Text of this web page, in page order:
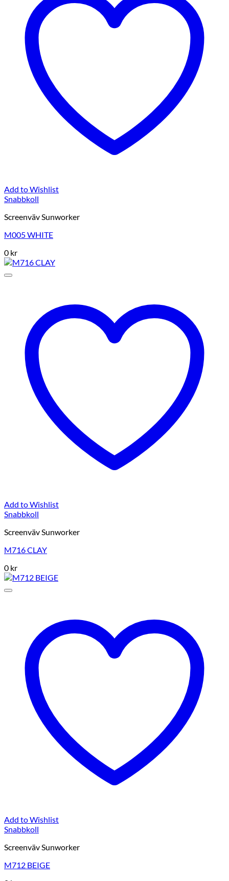
Add to Wishlist
Snabbkoll
Screenväv Sunworker
M005 WHITE
0 kr
Add to Wishlist
Snabbkoll
Screenväv Sunworker
M716 CLAY
0 kr
Add to Wishlist
Snabbkoll
Screenväv Sunworker
M712 BEIGE